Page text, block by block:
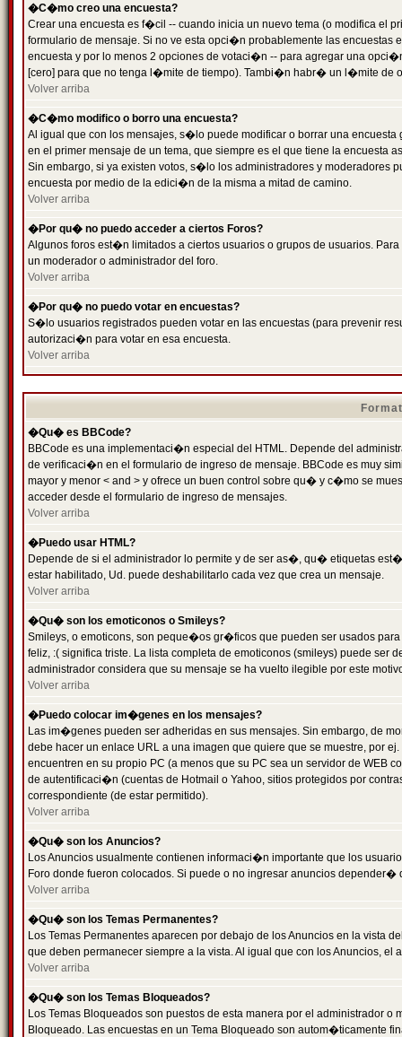
�C�mo creo una encuesta?
Crear una encuesta es f�cil -- cuando inicia un nuevo tema (o modifica el
formulario de mensaje. Si no ve esta opci�n probablemente las
encuesta y por lo menos 2 opciones de votaci�n -- para agregar una
[cero] para que no tenga l�mite de tiempo). Tambi�n habr� un l�mite de
Volver arriba
�C�mo modifico o borro una encuesta?
Al igual que con los mensajes, s�lo puede modificar o borrar una
en el primer mensaje de un tema, que siempre es el que tiene la encuesta
Sin embargo, si ya existen votos, s�lo los administradores y moderadores
encuesta por medio de la edici�n de la misma a mitad de camino.
Volver arriba
�Por qu� no puedo acceder a ciertos Foros?
Algunos foros est�n limitados a ciertos usuarios o grupos de usuarios.
un moderador o administrador del foro.
Volver arriba
�Por qu� no puedo votar en encuestas?
S�lo usuarios registrados pueden votar en las encuestas (para prevenir
autorizaci�n para votar en esa encuesta.
Volver arriba
�Qu� es BBCode?
BBCode es una implementaci�n especial del HTML. Depende del
de verificaci�n en el formulario de ingreso de mensaje. BBCode es muy
mayor y menor < and > y ofrece un buen control sobre qu� y c�mo se
acceder desde el formulario de ingreso de mensajes.
Volver arriba
�Puedo usar HTML?
Depende de si el administrador lo permite y de ser as�, qu� etiquetas
estar habilitado, Ud. puede deshabilitarlo cada vez que crea un mensaje.
Volver arriba
�Qu� son los emoticonos o Smileys?
Smileys, o emoticons, son peque�os gr�ficos que pueden ser usados
feliz, :( significa triste. La lista completa de emoticonos (smileys) puede
administrador considera que su mensaje se ha vuelto ilegible por este
Volver arriba
�Puedo colocar im�genes en los mensajes?
Las im�genes pueden ser adheridas en sus mensajes. Sin embargo, de
debe hacer un enlace URL a una imagen que quiere que se muestre, por
encuentren en su propio PC (a menos que su PC sea un servidor de
de autentificaci�n (cuentas de Hotmail o Yahoo, sitios protegidos por
correspondiente (de estar permitido).
Volver arriba
�Qu� son los Anuncios?
Los Anuncios usualmente contienen informaci�n importante que los
Foro donde fueron colocados. Si puede o no ingresar anuncios
Volver arriba
�Qu� son los Temas Permanentes?
Los Temas Permanentes aparecen por debajo de los Anuncios en la
que deben permanecer siempre a la vista. Al igual que con los Anuncios,
Volver arriba
�Qu� son los Temas Bloqueados?
Los Temas Bloqueados son puestos de esta manera por el administrador
Bloqueado. Las encuestas en un Tema Bloqueado son autom�ticamente